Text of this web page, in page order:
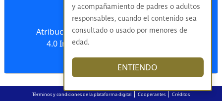
Atribución-NoComercial-CompartirIgual
4.0 Internacional (CC BY-NC-SA 4.0)
Términos y condiciones de la plataforma digital|Cooperantes|Créditos
y acompañamiento de padres o adultos
responsables, cuando el contenido sea
consultado o usado por menores de
edad.
ENTIENDO